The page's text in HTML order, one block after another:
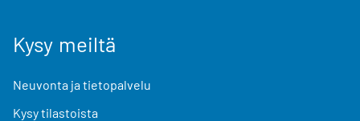
Kysy meiltä
Neuvonta ja tietopalvelu
Kysy tilastoista